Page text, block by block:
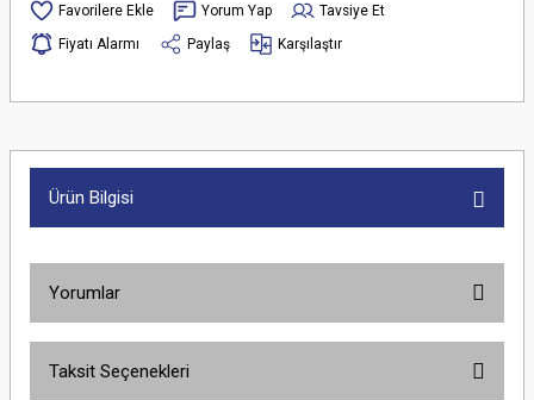
Yorum Yap
Tavsiye Et
Fiyatı Alarmı
Paylaş Karşılaştır
Ürün Bilgisi
Yorumlar
Taksit Seçenekleri